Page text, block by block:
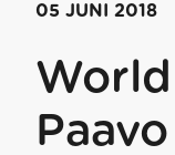
05 JUNI 2018